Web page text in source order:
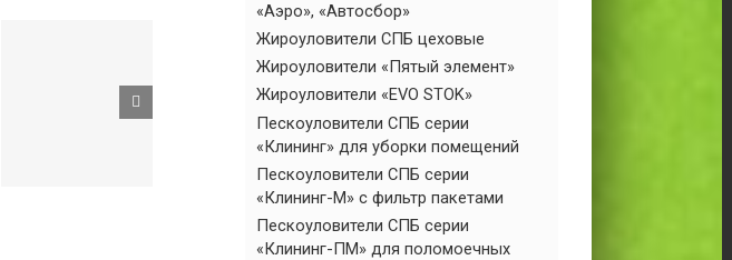
«Аэро», «Автосбор»
Жироуловители СПБ цеховые
Жироуловители «Пятый элемент»
Жироуловители «EVO STOK»
Пескоуловители СПБ серии
«Клининг» для уборки помещений
Пескоуловители СПБ серии
«Клининг-М» с фильтр пакетами
Пескоуловители СПБ серии
«Клининг-ПМ» для поломоечных